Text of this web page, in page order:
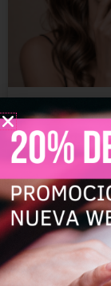
Primer de
ácido?
Descubre el
impecable y
polygel o
perfecta,
profesionales